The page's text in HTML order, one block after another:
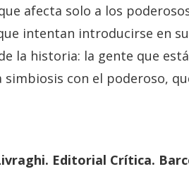
afecta solo a los
intentan introducirse en
la historia: la gente que
con el poderoso,
Editorial Crítica.